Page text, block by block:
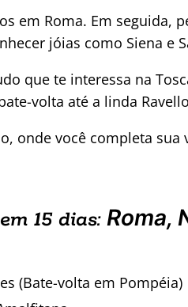
em Roma. Em seguida,
jóias como Siena e
que te interessa na
volta até a linda
onde você completa
15 dias: Roma,
(Bate-volta em Pompéia)